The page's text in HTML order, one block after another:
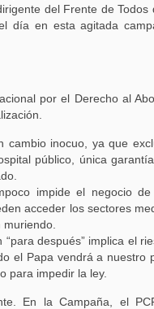
del Frente de Todos
día en esta agitada
por el Derecho al
cambio inocuo, ya que
público, única
impide el negocio
acceder los sectores
muriendo.
después” implica el
el Papa vendrá a nuestro
para impedir la ley.
En la Campaña, el